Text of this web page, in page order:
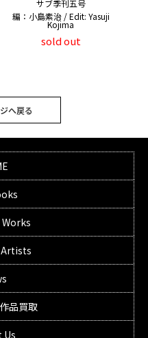
サブ季刊五号
編：小島素治 / Edit: Yasuji
Kojima
sold out
へ戻る
品買取
Us